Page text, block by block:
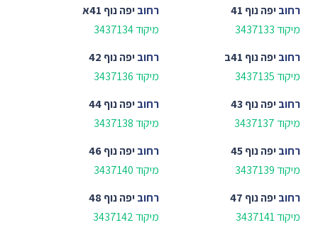
רחוביפה נוף 41
מיקוד 3437133
רחוביפה נוף 41א
מיקוד 3437134
רחוביפה נוף 41ב
מיקוד 3437135
רחוביפה נוף 42
מיקוד 3437136
רחוביפה נוף 43
מיקוד 3437137
רחוביפה נוף 44
מיקוד 3437138
רחוביפה נוף 45
מיקוד 3437139
רחוביפה נוף 46
מיקוד 3437140
רחוביפה נוף 47
מיקוד 3437141
רחוביפה נוף 48
מיקוד 3437142